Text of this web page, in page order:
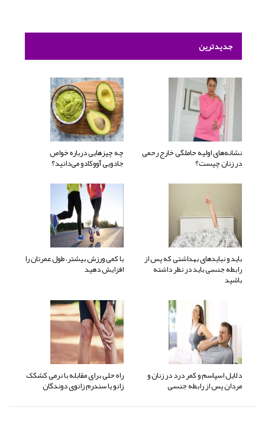
جدیدترین
نشانه‌های اولیه حاملگی خارج رحمی
در زنان چیست؟
چه چیزهایی درباره خواص
جادویی آووکادو می‌دانید؟
باید و نبایدهای بهداشتی که پس از
رابطه جنسی باید در نظر داشته
باشید
با کمی ورزش بیشتر، طول عمرتان را
افزایش دهید
دلایل اسپاسم و کمر درد در زنان و
مردان پس از رابطه جنسی
راه حلی برای مقابله با نرمی کشکک
زانو یا سندرم زانوی دوندگان